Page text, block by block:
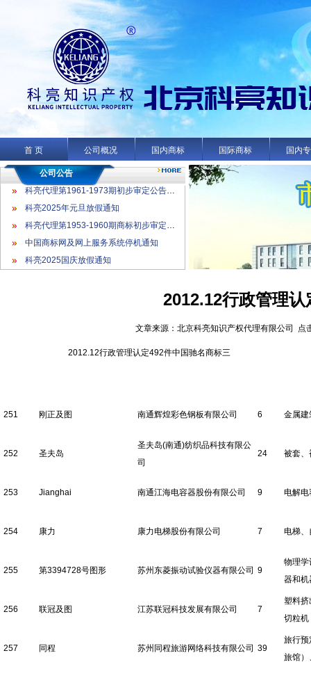
首 页 公司概况 国内商标 国际商标 国内
公司公告
科亮代理第1953-1960期商标初步审定公告名录
中国商标网及网上服务系统停机通知
科亮2025国庆放假通知
科亮代理第1961-1973期初步审定公告名录
科亮2025年元旦放假通知
科亮代理第1953-1960期商标初步审定公告名录
中国商标网及网上服务系统停机通知
科亮2025国庆放假通知
2012.12行政管理
文章来源：北京科亮知识产权代理有限公司
2012.12行政管理认定492件中国驰名商标三
251 刚正及图 南通辉煌彩色钢板有限公司 6 金属建
252 圣夫岛
圣夫岛(南通)纺织品科技有限公
司
24 被套、
253 Jianghai 南通江海电容器股份有限公司 9 电解电
254 康力 康力电梯股份有限公司 7 电梯、
255 第3394728号图形 苏州东菱振动试验仪器有限公司 9
物理学
器和机
256 联冠及图 江苏联冠科技发展有限公司 7
塑料挤
切粒机
257 同程 苏州同程旅游网络科技有限公司 39
旅行预
旅馆）